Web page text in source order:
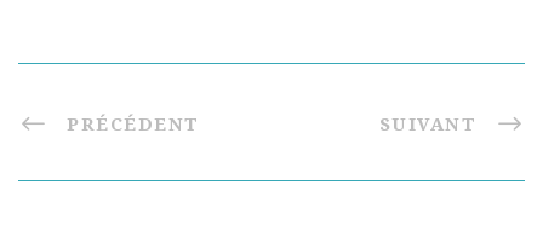
PRÉCÉDENT SUIVANT